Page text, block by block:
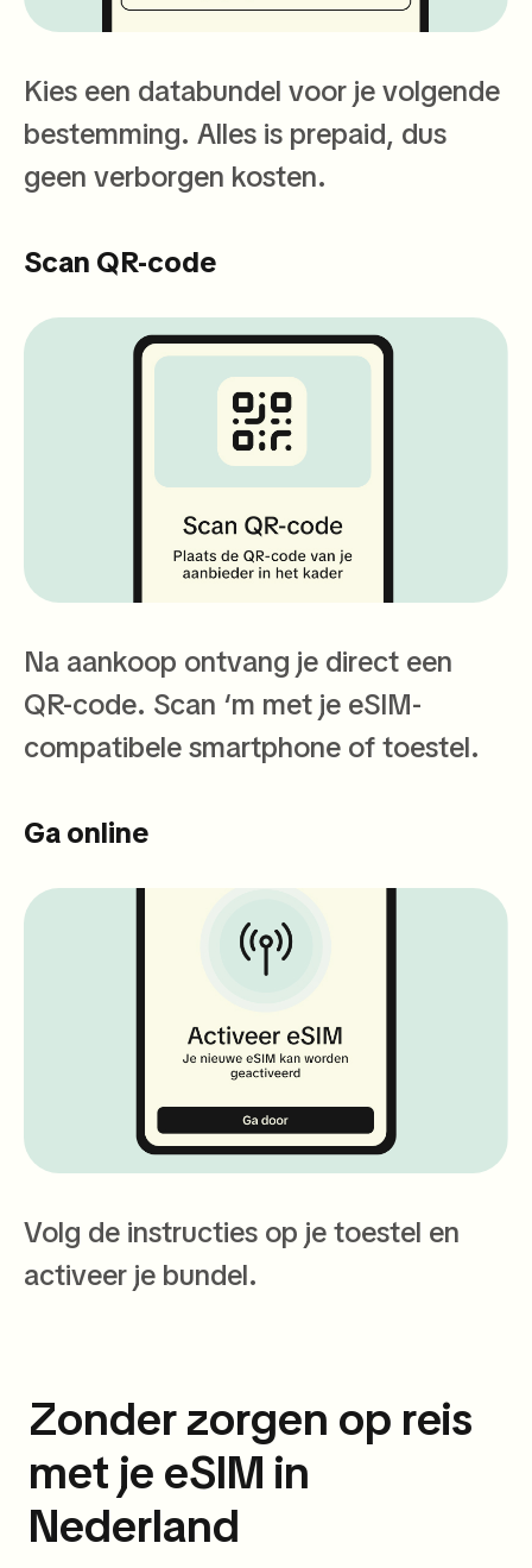
Kies een databundel voor je volgende
bestemming. Alles is prepaid, dus
geen verborgen kosten.
Scan QR-code
Na aankoop ontvang je direct een
QR-code. Scan ‘m met je eSIM-
compatibele smartphone of toestel.
Ga online
Volg de instructies op je toestel en
activeer je bundel.
Zonder zorgen op reis
met je eSIM in
Nederland